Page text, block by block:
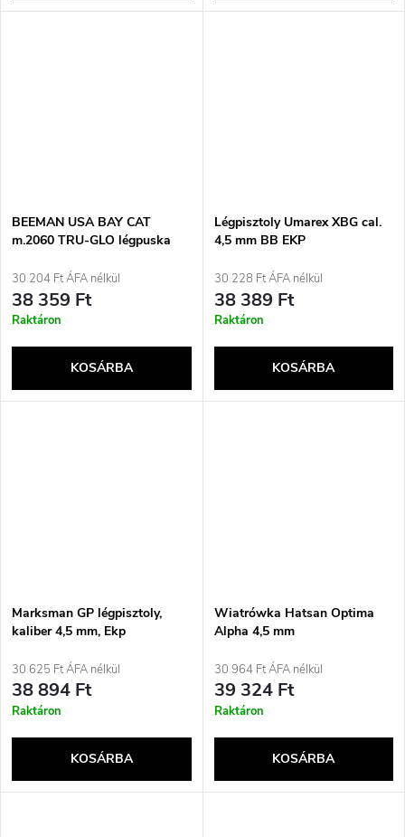
BEEMAN USA BAY CAT
m.2060 TRU-GLO légpuska
30 204 Ft ÁFA nélkül
38 359 Ft
Raktáron
KOSÁRBA
Légpisztoly Umarex XBG cal.
4,5 mm BB EKP
30 228 Ft ÁFA nélkül
38 389 Ft
Raktáron
KOSÁRBA
Marksman GP légpisztoly,
kaliber 4,5 mm, Ekp
30 625 Ft ÁFA nélkül
38 894 Ft
Raktáron
KOSÁRBA
Wiatrówka Hatsan Optima
Alpha 4,5 mm
30 964 Ft ÁFA nélkül
39 324 Ft
Raktáron
KOSÁRBA